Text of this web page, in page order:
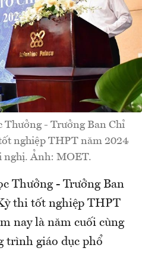
Thưởng - Trưởng Ban Chỉ
nghiệp THPT năm 2024
nghị. Ảnh: MOET.
Thưởng - Trưởng Ban
thi tốt nghiệp THPT
nay là năm cuối cùng
trình giáo dục phổ